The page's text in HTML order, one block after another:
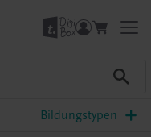
Bildungstypen